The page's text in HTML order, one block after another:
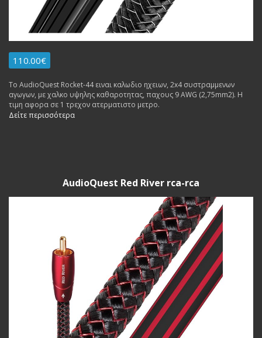
110.00€
To AudioQuest Rocket-44 ειναι καλωδιο ηχειων, 2x4 συστραμμενων
αγωγων, με χαλκο υψηλης καθαροτητας, παχους 9 AWG (2,75mm2). Η
τιμη αφορα σε 1 τρεχον ατερματιστο μετρο.
Δείτε περισσότερα
AudioQuest Red River rca-rca